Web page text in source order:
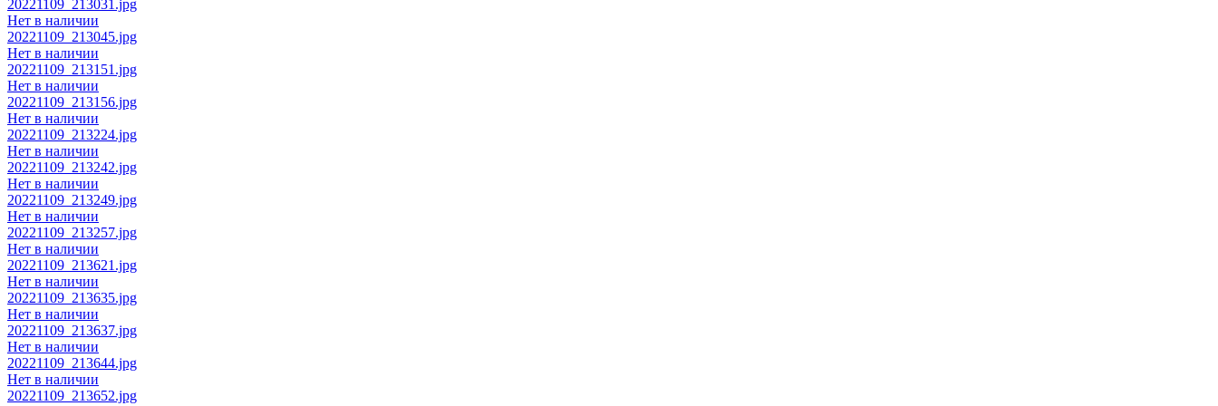
20221109_213031.jpg
Нет в наличии
20221109_213045.jpg
Нет в наличии
20221109_213151.jpg
Нет в наличии
20221109_213156.jpg
Нет в наличии
20221109_213224.jpg
Нет в наличии
20221109_213242.jpg
Нет в наличии
20221109_213249.jpg
Нет в наличии
20221109_213257.jpg
Нет в наличии
20221109_213621.jpg
Нет в наличии
20221109_213635.jpg
Нет в наличии
20221109_213637.jpg
Нет в наличии
20221109_213644.jpg
Нет в наличии
20221109_213652.jpg